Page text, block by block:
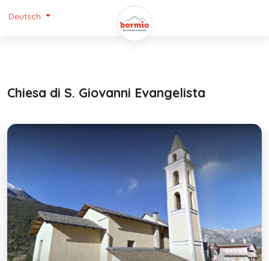
Deutsch
Chiesa di S. Giovanni Evangelista